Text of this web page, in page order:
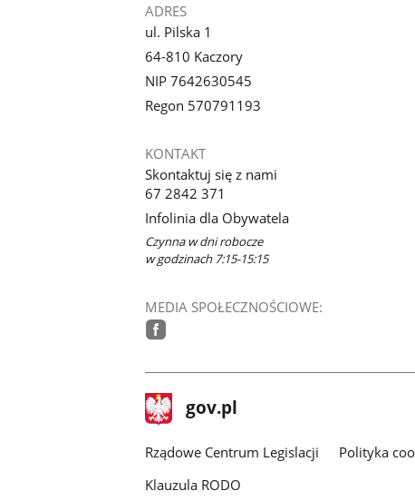
ADRES
ul. Pilska 1
64-810 Kaczory
NIP 7642630545
Regon 570791193
KONTAKT
Skontaktuj się z nami
67 2842 371
Infolinia dla Obywatela
Czynna w dni robocze
w godzinach 7:15-15:15
MEDIA SPOŁECZNOŚCIOWE:
stopka
gov.pl Strona
gov.pl
Rządowe Centrum Legislacji Polityka
Klauzula RODO